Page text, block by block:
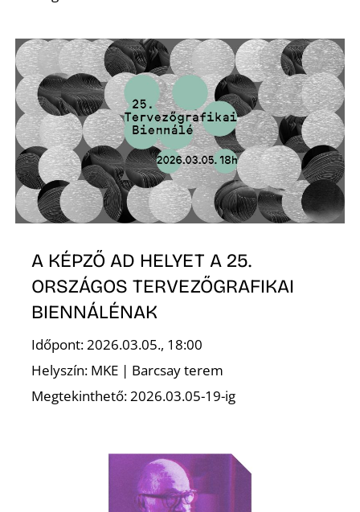
A KÉPZŐ AD HELYET A 25.
ORSZÁGOS TERVEZŐGRAFIKAI
BIENNÁLÉNAK
Időpont: 2026.03.05., 18:00
Helyszín: MKE | Barcsay terem
Megtekinthető: 2026.03.05-19-ig